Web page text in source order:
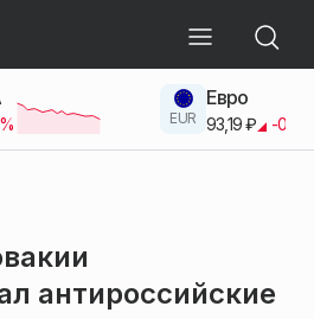
EUR
Евро
93,19 ₽ -0.42
антироссийские